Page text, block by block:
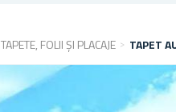
TAPETE, FOLII ȘI PLACAJE TAPET